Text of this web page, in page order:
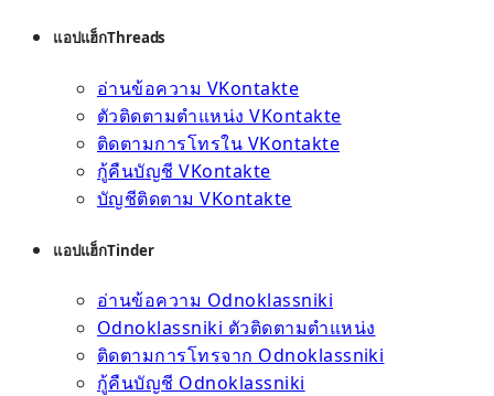
แอปแฮ็กThreads
อ่านข้อความ VKontakte
ตัวติดตามตำแหน่ง VKontakte
ติดตามการโทรใน VKontakte
กู้คืนบัญชี VKontakte
บัญชีติดตาม VKontakte
แอปแฮ็กTinder
อ่านข้อความ Odnoklassniki
Odnoklassniki ตัวติดตามตำแหน่ง
ติดตามการโทรจาก Odnoklassniki
กู้คืนบัญชี Odnoklassniki